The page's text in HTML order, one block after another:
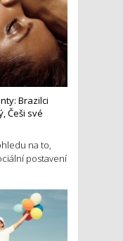
Brazilci
Češi své
na to,
postavení